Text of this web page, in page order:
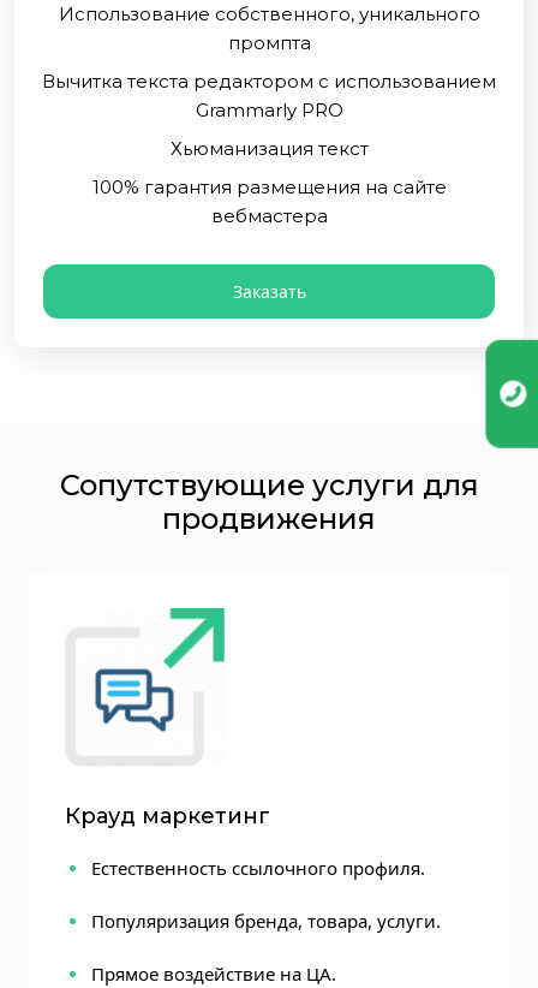
Использование собственного, уникального
промпта
Вычитка текста редактором с использованием
Grammarly PRO
Хьюманизация текст
100% гарантия размещения на сайте
вебмастера
Заказать
Сопутствующие услуги для
продвижения
Крауд маркетинг
Естественность ссылочного профиля.
Популяризация бренда, товара, услуги.
Прямое воздействие на ЦА.